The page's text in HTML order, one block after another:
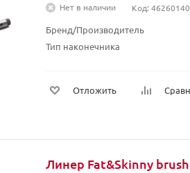
Нет в наличии Код:
Бренд/Производитель
Тип наконечника
Отложить
Линер Fat&Skinny brush